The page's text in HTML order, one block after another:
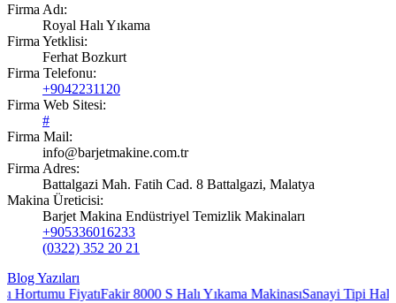
Firma Adı:
Royal Halı Yıkama
Firma Yetklisi:
Ferhat Bozkurt
Firma Telefonu:
+9042231120
Firma Web Sitesi:
#
Firma Mail:
info@barjetmakine.com.tr
Firma Adres:
Battalgazi Mah. Fatih Cad. 8 Battalgazi, Malatya
Makina Üreticisi:
Barjet Makina Endüstriyel Temizlik Makinaları
+905336016233
(0322) 352 20 21
Blog Yazıları
Hortumu FiyatıFakir 8000 S Halı Yıkama MakinasıSanayi Tipi Halı